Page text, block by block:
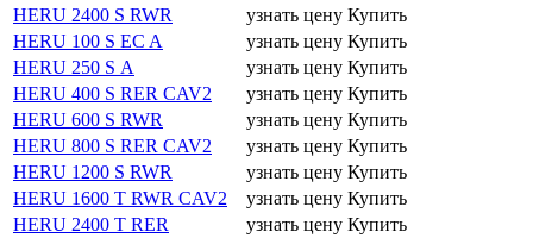
HERU 2400 S RWR
узнать цену Купить
HERU 100 S EC A
узнать цену Купить
HERU 250 S А
узнать цену Купить
HERU 400 S RER CAV2
узнать цену Купить
HERU 600 S RWR
узнать цену Купить
HERU 800 S RER CAV2
узнать цену Купить
HERU 1200 S RWR
узнать цену Купить
HERU 1600 T RWR CAV2
узнать цену Купить
HERU 2400 T RER
узнать цену Купить